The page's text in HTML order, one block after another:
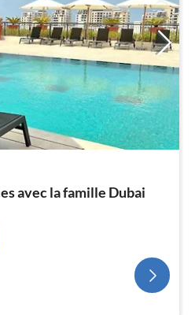
avec la famille Dubai